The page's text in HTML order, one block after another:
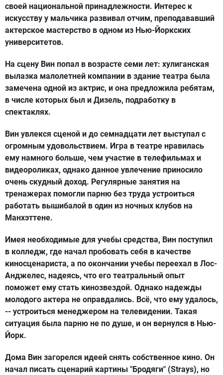
своей национальной принадлежности. Интерес к
искусству у мальчика развивал отчим, преподававший
актерское мастерство в одном из Нью-Йоркских
университетов.
На сцену Вин попал в возрасте семи лет: хулиганская
вылазка малолетней компании в здание театра была
замечена одной из актрис, и она предложила ребятам,
в числе которых был и Дизель, подработку в
спектаклях.
Вин увлекся сценой и до семнадцати лет выступал с
огромным удовольствием. Игра в театре нравилась
ему намного больше, чем участие в телефильмах и
видеороликах, однако данное увлечение приносило
очень скудный доход. Регулярные занятия на
тренажерах помогли парню без труда устроиться
работать вышибалой в один из ночных клубов на
Манхэттене.
Имея необходимые для учебы средства, Вин поступил
в колледж, где начал пробовать себя в качестве
киносценариста, а по окончании учебы переехал в Лос-
Анджелес, надеясь, что его театральный опыт
поможет ему стать кинозвездой. Однако надежды
молодого актера не оправдались. Всё, что ему удалось,
-- устроиться менеджером на телевидении. Такая
ситуация была парню не по душе, и он вернулся в Нью-
Йорк.
Дома Вин загорелся идеей снять собственное кино. Он
начал писать сценарий картины "Бродяги" (Strays), но